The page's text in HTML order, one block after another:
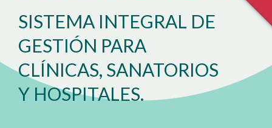
SISTEMA INTEGRAL DE
GESTIÓN PARA
CLÍNICAS, SANATORIOS
Y HOSPITALES.